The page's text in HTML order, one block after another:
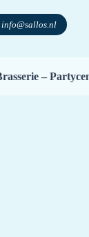
info@sallos.nl
–